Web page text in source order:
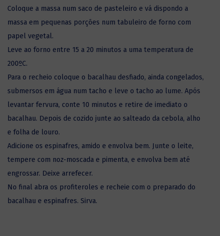
Coloque a massa num saco de pasteleiro e vá dispondo a
massa em pequenas porções num tabuleiro de forno com
papel vegetal.
Leve ao forno entre 15 a 20 minutos a uma temperatura de
200ºC.
Para o recheio coloque o bacalhau desfiado, ainda congelados,
submersos em água num tacho e leve o tacho ao lume. Após
levantar fervura, conte 10 minutos e retire de imediato o
bacalhau. Depois de cozido junte ao salteado da cebola, alho
e folha de louro.
Adicione os espinafres, amido e envolva bem. Junte o leite,
tempere com noz-moscada e pimenta, e envolva bem até
engrossar. Deixe arrefecer.
No final abra os profiteroles e recheie com o preparado do
bacalhau e espinafres. Sirva.